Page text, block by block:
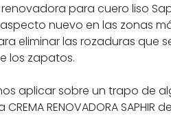
para cuero liso
nuevo en las zonas
eliminar las rozaduras que
los zapatos.
aplicar sobre un trapo de
RENOVADORA